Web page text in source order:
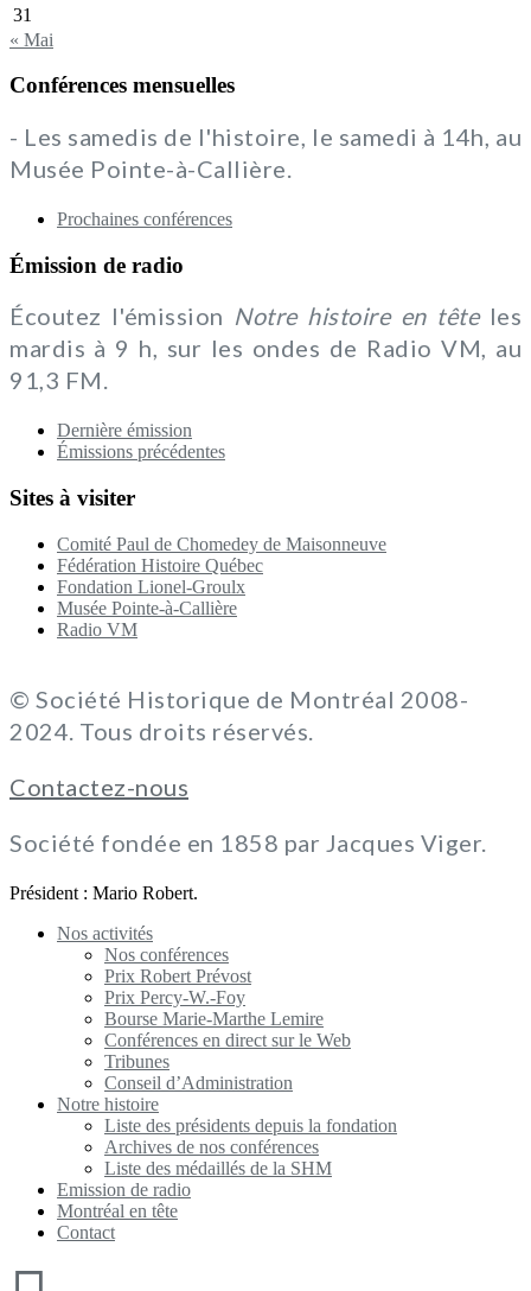
31
« Mai
Conférences mensuelles
- Les samedis de l'histoire, le samedi à 14h, au
Musée Pointe-à-Callière.
Prochaines conférences
Émission de radio
Écoutez l'émission Notre histoire en têteles
mardis à 9 h, sur les ondes de Radio VM, au
91,3 FM.
Dernière émission
Émissions précédentes
Sites à visiter
Comité Paul de Chomedey de Maisonneuve
Fédération Histoire Québec
Fondation Lionel-Groulx
Musée Pointe-à-Callière
Radio VM
© Société Historique de Montréal 2008-
2024. Tous droits réservés.
Contactez-nous
Société fondée en 1858 par Jacques Viger.
Président : Mario Robert.
Nos activités
Nos conférences
Prix Robert Prévost
Prix Percy-W.-Foy
Bourse Marie-Marthe Lemire
Conférences en direct sur le Web
Tribunes
Conseil d’Administration
Notre histoire
Liste des présidents depuis la fondation
Archives de nos conférences
Liste des médaillés de la SHM
Emission de radio
Montréal en tête
Contact